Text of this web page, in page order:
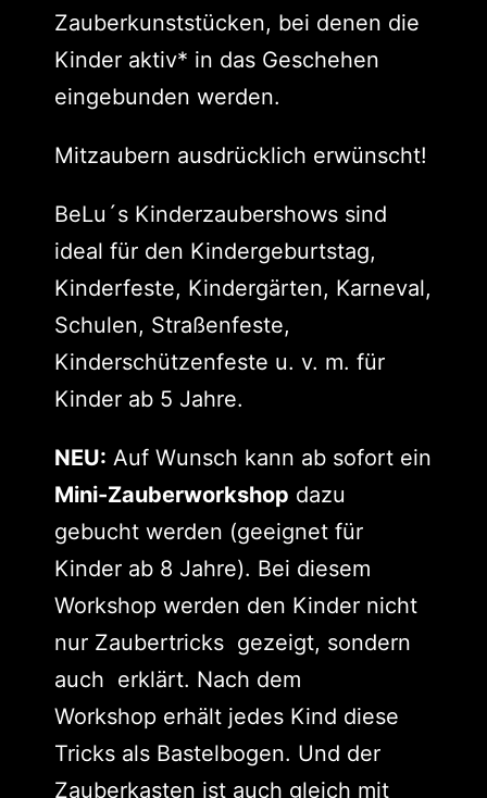
Zauberkunststücken, bei denen die
Kinder aktiv* in das Geschehen
eingebunden werden.
Mitzaubern ausdrücklich erwünscht!
BeLu´s Kinderzaubershows sind
ideal für den Kindergeburtstag,
Kinderfeste, Kindergärten, Karneval,
Schulen, Straßenfeste,
Kinderschützenfeste u. v. m. für
Kinder ab 5 Jahre.
NEU: Auf Wunsch kann ab sofort ein
Mini-Zauberworkshop dazu
gebucht werden (geeignet für
Kinder ab 8 Jahre). Bei diesem
Workshop werden den Kinder nicht
nur Zaubertricks gezeigt, sondern
auch erklärt. Nach dem
Workshop erhält jedes Kind diese
Tricks als Bastelbogen. Und der
Zauberkasten ist auch gleich mit